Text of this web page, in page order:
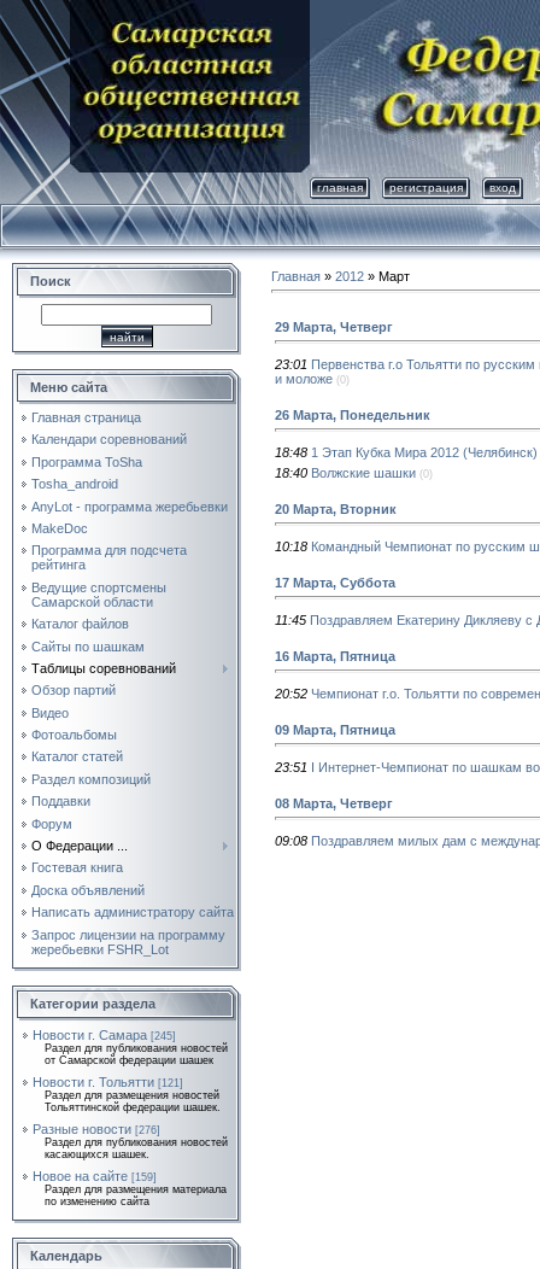
главная регистрация вход
Поиск
Меню сайта
Главная страница
Календари соревнований
Программа ToSha
Tosha_android
AnyLot - программа жеребьевки
MakeDoc
Программа для подсчета
рейтинга
Ведущие спортсмены
Самарской области
Каталог файлов
Сайты по шашкам
Таблицы соревнований
Обзор партий
Видео
Фотоальбомы
Каталог статей
Раздел композиций
Поддавки
Форум
О Федерации ...
Гостевая книга
Доска объявлений
Написать администратору сайта
Запрос лицензии на программу
жеребьевки FSHR_Lot
Категории раздела
Новости г. Самара [245]
Раздел для публикования новостей
от Самарской федерации шашек
Новости г. Тольятти [121]
Раздел для размещения новостей
Тольяттинской федерации шашек.
Разные новости [276]
Раздел для публикования новостей
касающихся шашек.
Новое на сайте [159]
Раздел для размещения материала
по изменению сайта
Календарь
Главная » 2012 » Март
29 Марта, Четверг
23:01 Первенства г.о Тольятти по
и моложе (0)
26 Марта, Понедельник
18:48 1 Этап Кубка Мира 2012
18:40 Волжские шашки (0)
20 Марта, Вторник
10:18 Командный Чемпионат по русским
17 Марта, Суббота
11:45 Поздравляем Екатерину Дикляеву с
16 Марта, Пятница
20:52 Чемпионат г.о. Тольятти по
09 Марта, Пятница
23:51 I Интернет-Чемпионат по шашкам
08 Марта, Четверг
09:08 Поздравляем милых дам с